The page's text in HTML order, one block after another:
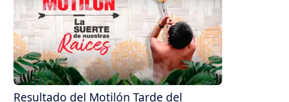
Resultado del Motilón Tarde del